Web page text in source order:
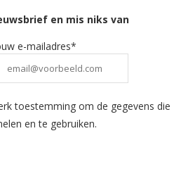
en mis niks van
e-mailadres*
toestemming om de gegevens die
en te gebruiken.